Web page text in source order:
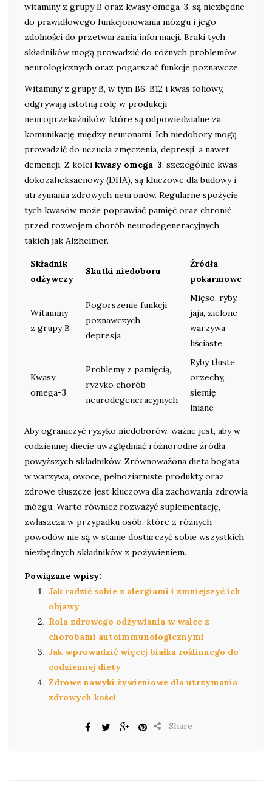
witaminy z grupy B oraz kwasy omega-3, są niezbędne
do prawidłowego funkcjonowania mózgu i jego
zdolności do przetwarzania informacji. Braki tych
składników mogą prowadzić do różnych problemów
neurologicznych oraz pogarszać funkcje poznawcze.
Witaminy z grupy B, w tym B6, B12 i kwas foliowy,
odgrywają istotną rolę w produkcji
neuroprzekaźników, które są odpowiedzialne za
komunikację między neuronami. Ich niedobory mogą
prowadzić do uczucia zmęczenia, depresji, a nawet
demencji. Z kolei kwasy omega-3, szczególnie kwas
dokozaheksaenowy (DHA), są kluczowe dla budowy i
utrzymania zdrowych neuronów. Regularne spożycie
tych kwasów może poprawiać pamięć oraz chronić
przed rozwojem chorób neurodegeneracyjnych,
takich jak Alzheimer.
Składnik
odżywczy
Skutki niedoboru
Źródła
pokarmowe
Witaminy
z grupy B
Pogorszenie funkcji
poznawczych,
depresja
Mięso, ryby,
jaja, zielone
warzywa
liściaste
Kwasy
omega-3
Problemy z pamięcią,
ryzyko chorób
neurodegeneracyjnych
Ryby tłuste,
orzechy,
siemię
lniane
Aby ograniczyć ryzyko niedoborów, ważne jest, aby w
codziennej diecie uwzględniać różnorodne źródła
powyższych składników. Zrównoważona dieta bogata
w warzywa, owoce, pełnoziarniste produkty oraz
zdrowe tłuszcze jest kluczowa dla zachowania zdrowia
mózgu. Warto również rozważyć suplementację,
zwłaszcza w przypadku osób, które z różnych
powodów nie są w stanie dostarczyć sobie wszystkich
niezbędnych składników z pożywieniem.
Powiązane wpisy:
Jak radzić sobie z alergiami i zmniejszyć ich
objawy
Rola zdrowego odżywiania w walce z
chorobami autoimmunologicznymi
Jak wprowadzić więcej białka roślinnego do
codziennej diety
Zdrowe nawyki żywieniowe dla utrzymania
zdrowych kości
Share